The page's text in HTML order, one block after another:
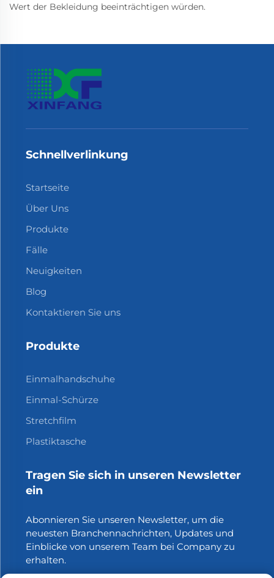
Wert der Bekleidung beeinträchtigen würden.
Schnellverlinkung
Startseite
Über Uns
Produkte
Fälle
Neuigkeiten
Blog
Kontaktieren Sie uns
Produkte
Einmalhandschuhe
Einmal-Schürze
Stretchfilm
Plastiktasche
Tragen Sie sich in unseren Newsletter
ein
Abonnieren Sie unseren Newsletter, um die
neuesten Branchennachrichten, Updates und
Einblicke von unserem Team bei Company zu
erhalten.